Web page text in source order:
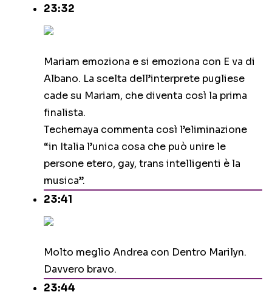
23:32
Mariam emoziona e si emoziona con E va di
Albano. La scelta dell’interprete pugliese
cade su Mariam, che diventa così la prima
finalista.
Techemaya commenta così l’eliminazione
“in Italia l’unica cosa che può unire le
persone etero, gay, trans intelligenti è la
musica”.
23:41
Molto meglio Andrea con Dentro Marilyn.
Davvero bravo.
23:44